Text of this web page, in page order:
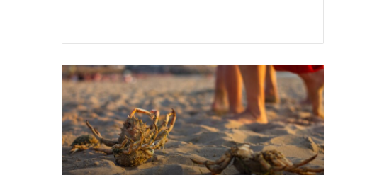
تفسير
رؤية
الجثث
في
المنام
تفسير
اني
حارس
شخصي